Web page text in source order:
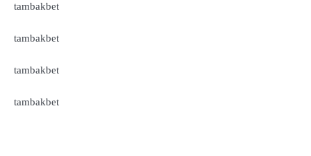
tambakbet
tambakbet
tambakbet
tambakbet